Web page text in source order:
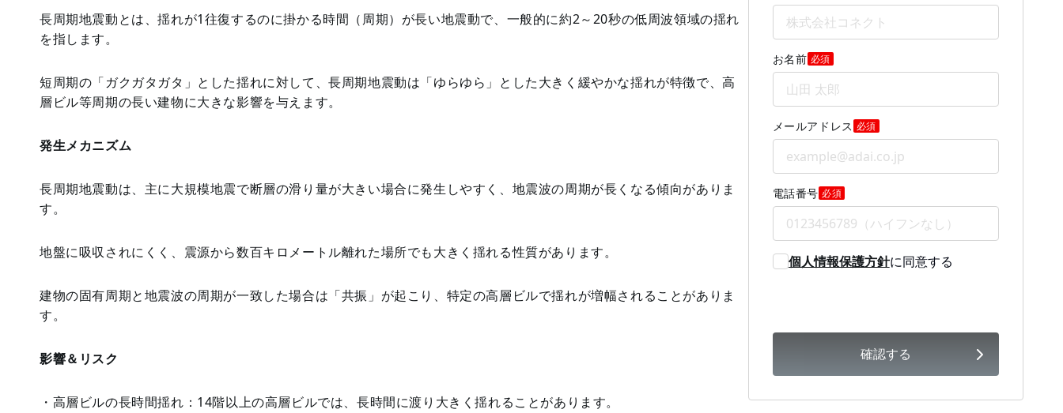
長周期地震動とは、揺れが1往復するのに掛かる時間（周期）が長い地震動で、一般的に約2～20秒の低周波領域の揺れ
を指します。
短周期の「ガクガタガタ」とした揺れに対して、長周期地震動は「ゆらゆら」とした大きく緩やかな揺れが特徴で、高
層ビル等周期の長い建物に大きな影響を与えます。
発生メカニズム
長周期地震動は、主に大規模地震で断層の滑り量が大きい場合に発生しやすく、地震波の周期が長くなる傾向がありま
す。
地盤に吸収されにくく、震源から数百キロメートル離れた場所でも大きく揺れる性質があります。
建物の固有周期と地震波の周期が一致した場合は「共振」が起こり、特定の高層ビルで揺れが増幅されることがありま
す。
影響＆リスク
・高層ビルの長時間揺れ：14階以上の高層ビルでは、長時間に渡り大きく揺れることがあります。
お名前 必須
メールアドレス 必須
電話番号 必須
個人情報保護方針に同意する
確認する